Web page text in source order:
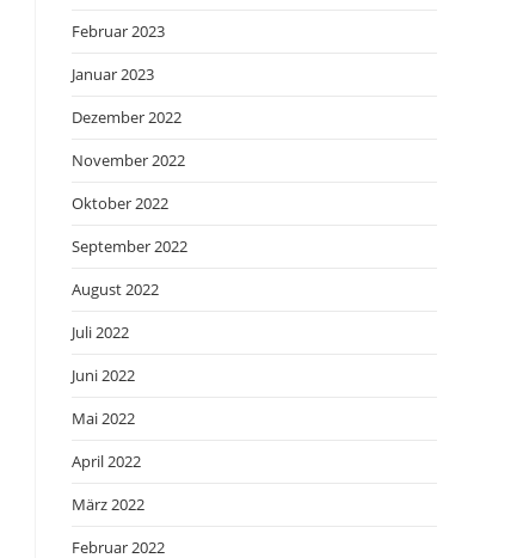
Februar 2023
Januar 2023
Dezember 2022
November 2022
Oktober 2022
September 2022
August 2022
Juli 2022
Juni 2022
Mai 2022
April 2022
März 2022
Februar 2022